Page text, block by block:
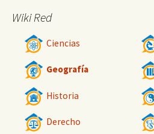
Wiki Red
Ciencias
Geografía
Historia
Derecho